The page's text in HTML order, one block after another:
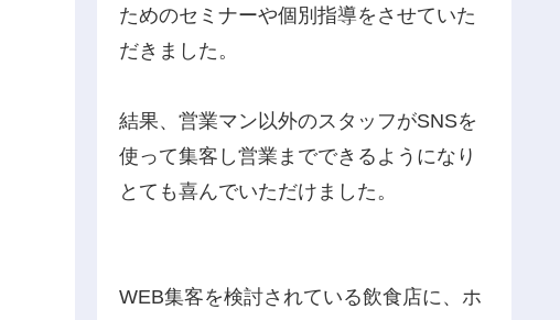
ためのセミナーや個別指導をさせていた
だきました。
結果、営業マン以外のスタッフがSNSを
使って集客し営業までできるようになり
とても喜んでいただけました。
WEB集客を検討されている飲食店に、ホ